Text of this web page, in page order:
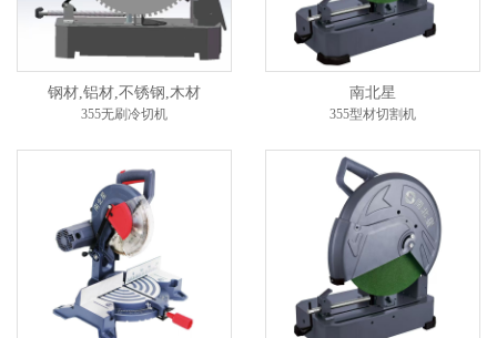
钢材,铝材,不锈钢,木材
355无刷冷切机
南北星
355型材切割机